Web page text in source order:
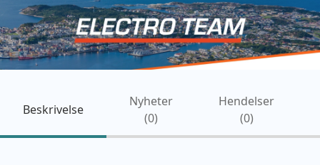
Beskrivelse
Nyheter
(0)
Hendelser
(0)